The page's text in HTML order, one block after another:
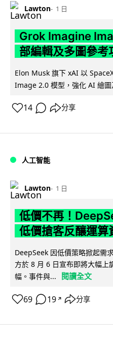
Lawton 1 日
Grok Imagine
部編輯及多圖參考
Elon Musk 旗下 xAI 以
Image 2.0 模型，強化 AI 繪圖
14 分享
人工智能
Lawton 1 日
低價不再！
低價搶客反釀運算
DeepSeek 因低價策略掀起需
方於 8 月 6 日宣布即將大幅上
幅。事件與...
閱讀全文
69 19 ↗ 分享